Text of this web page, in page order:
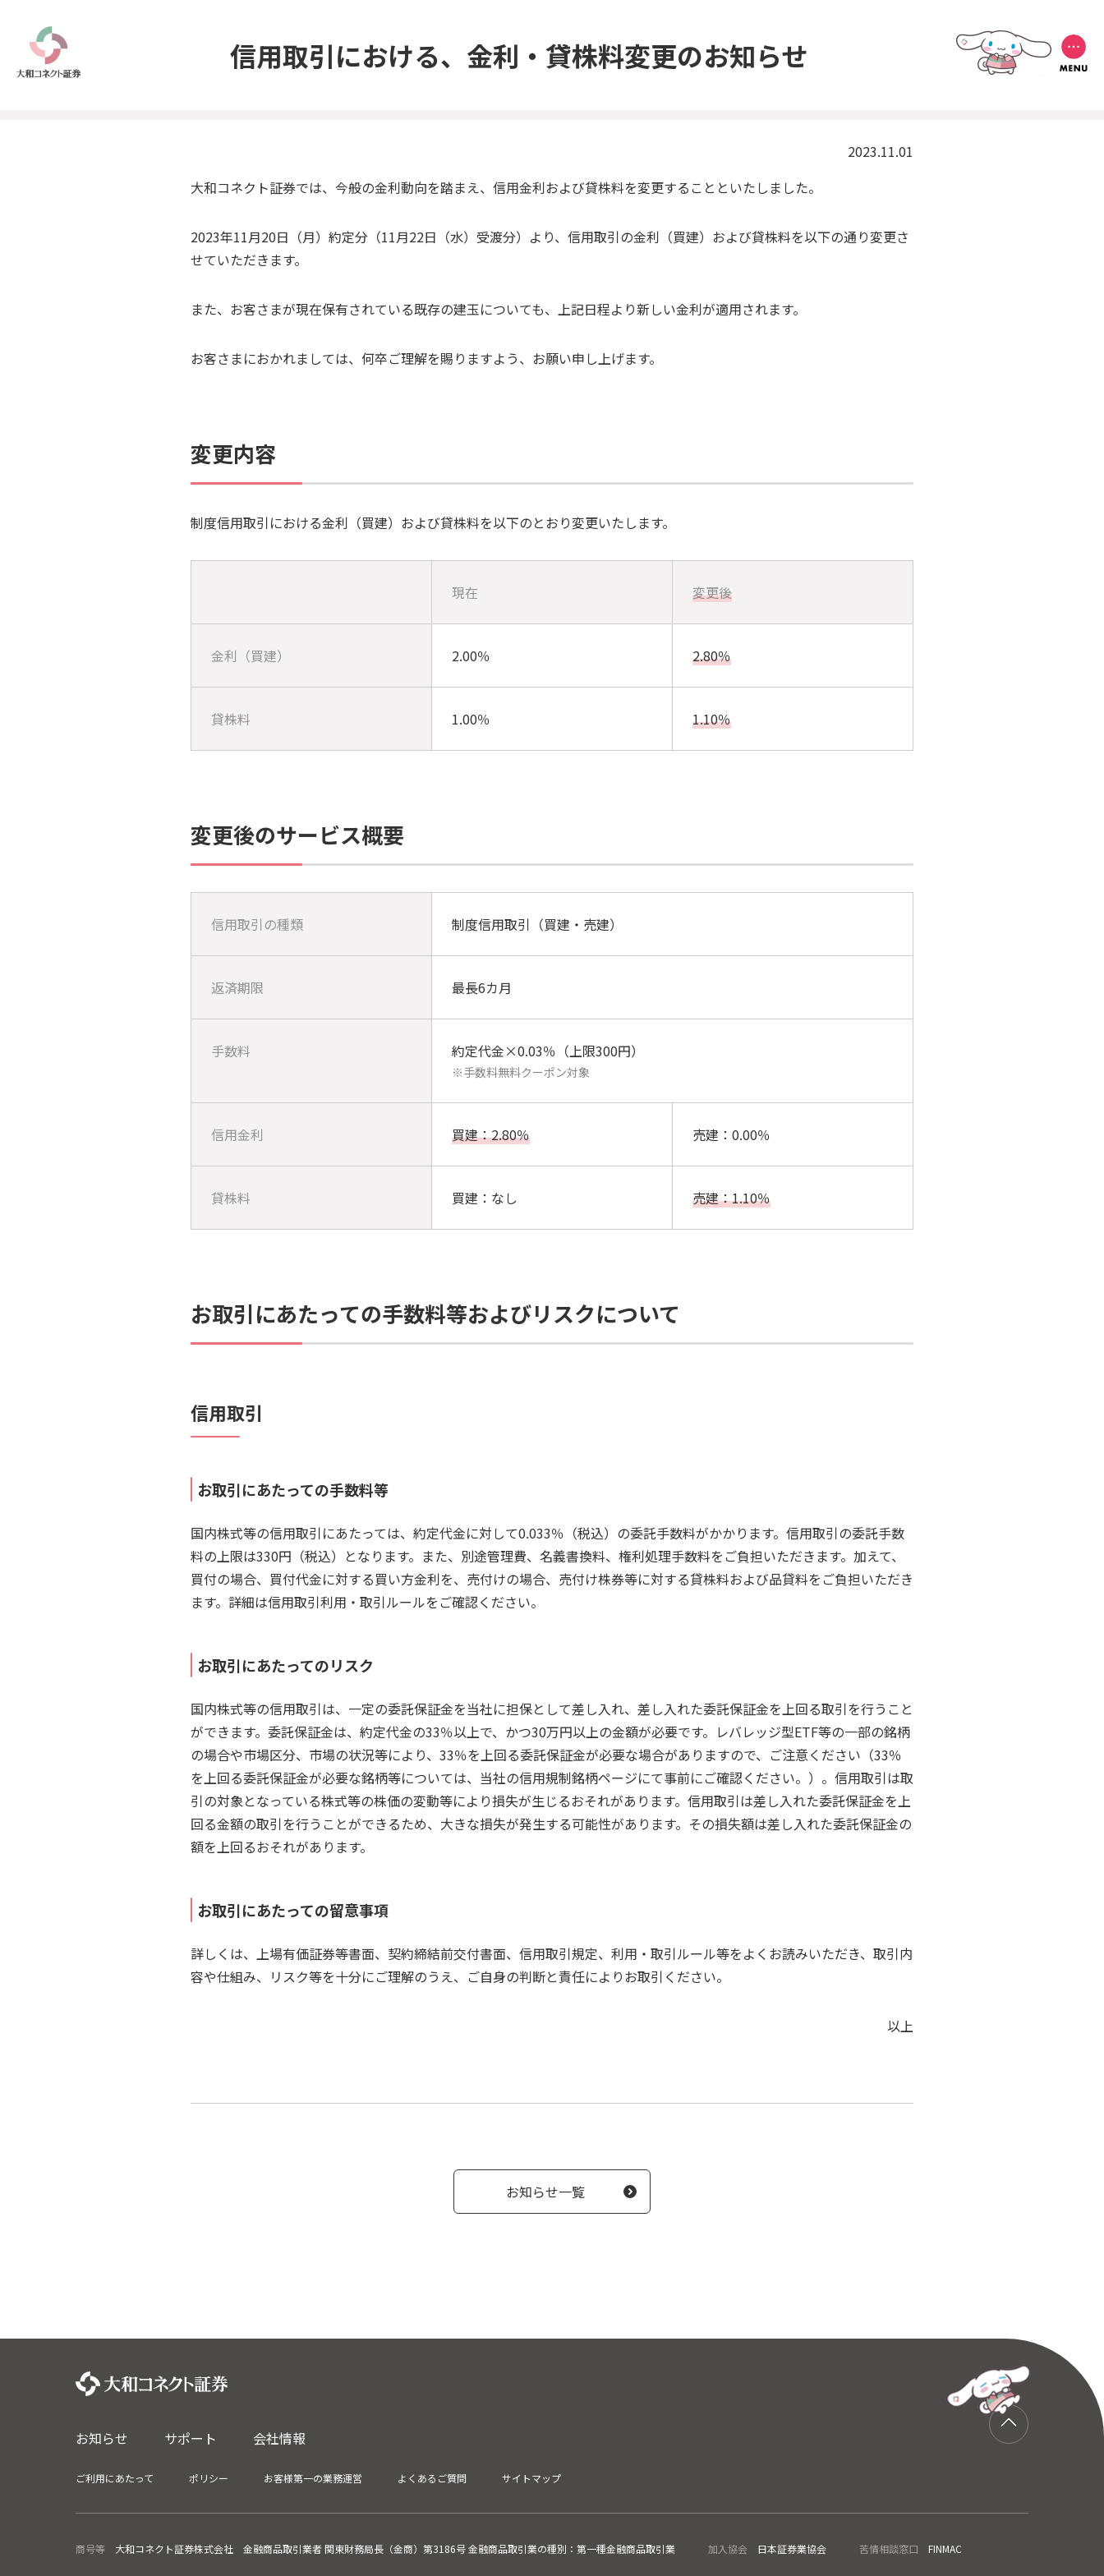
信用取引における、金利・貸株料変更のお知らせ
2023.11.01
大和コネクト証券では、今般の金利動向を踏まえ、信用金利および貸株料を変更することといたしました。
2023年11月20日（月）約定分（11月22日（水）受渡分）より、信用取引の金利（買建）および貸株料を以下の通り変更さ
せていただきます。
また、お客さまが現在保有されている既存の建玉についても、上記日程より新しい金利が適用されます。
お客さまにおかれましては、何卒ご理解を賜りますよう、お願い申し上げます。
変更内容
制度信用取引における金利（買建）および貸株料を以下のとおり変更いたします。
現在 変更後
金利（買建） 2.00％ 2.80％
貸株料 1.00％ 1.10％
変更後のサービス概要
信用取引の種類 制度信用取引（買建・売建）
返済期限 最長6カ月
手数料 約定代金×0.03％（上限300円）
※手数料無料クーポン対象
信用金利 買建：2.80％ 売建：0.00％
貸株料 買建：なし 売建：1.10％
お取引にあたっての手数料等およびリスクについて
信用取引
お取引にあたっての手数料等
国内株式等の信用取引にあたっては、約定代金に対して0.033％（税込）の委託手数料がかかります。信用取引の委託手数
料の上限は330円（税込）となります。また、別途管理費、名義書換料、権利処理手数料をご負担いただきます。加えて、
買付の場合、買付代金に対する買い方金利を、売付けの場合、売付け株券等に対する貸株料および品貸料をご負担いただき
ます。詳細は信用取引利用・取引ルールをご確認ください。
お取引にあたってのリスク
国内株式等の信用取引は、一定の委託保証金を当社に担保として差し入れ、差し入れた委託保証金を上回る取引を行うこと
ができます。委託保証金は、約定代金の33％以上で、かつ30万円以上の金額が必要です。レバレッジ型ETF等の一部の銘柄
の場合や市場区分、市場の状況等により、33％を上回る委託保証金が必要な場合がありますので、ご注意ください（33％
を上回る委託保証金が必要な銘柄等については、当社の信用規制銘柄ページにて事前にご確認ください。）。信用取引は取
引の対象となっている株式等の株価の変動等により損失が生じるおそれがあります。信用取引は差し入れた委託保証金を上
回る金額の取引を行うことができるため、大きな損失が発生する可能性があります。その損失額は差し入れた委託保証金の
額を上回るおそれがあります。
お取引にあたっての留意事項
詳しくは、上場有価証券等書面、契約締結前交付書面、信用取引規定、利用・取引ルール等をよくお読みいただき、取引内
容や仕組み、リスク等を十分にご理解のうえ、ご自身の判断と責任によりお取引ください。
以上
お知らせ一覧
お知らせ サポート 会社情報
ご利用にあたって ポリシー お客様第一の業務運営 よくあるご質問 サイトマップ
商号等 大和コネクト証券株式会社 金融商品取引業者 関東財務局長（金商）第3186号 金融商品取引業の種別：第一種金融商品取引業 加入協会 日本証券業協会 苦情相談窓口 FINMAC